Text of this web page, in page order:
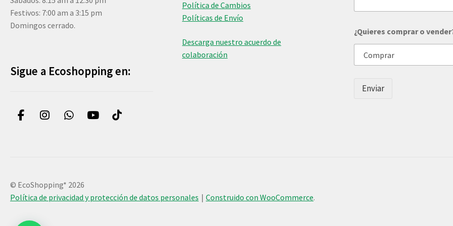
Festivos: 7:00 am a 3:15 pm
Domingos cerrado.
Sigue a Ecoshopping en:
Política de Cambios
Políticas de Envío
Descarga nuestro acuerdo de
colaboración
p
e
t
o
u
¿Quieres comprar o
Enviar
© EcoShopping* 2026
Política de privacidad y protección de datos personales
Construido con WooCommerce.